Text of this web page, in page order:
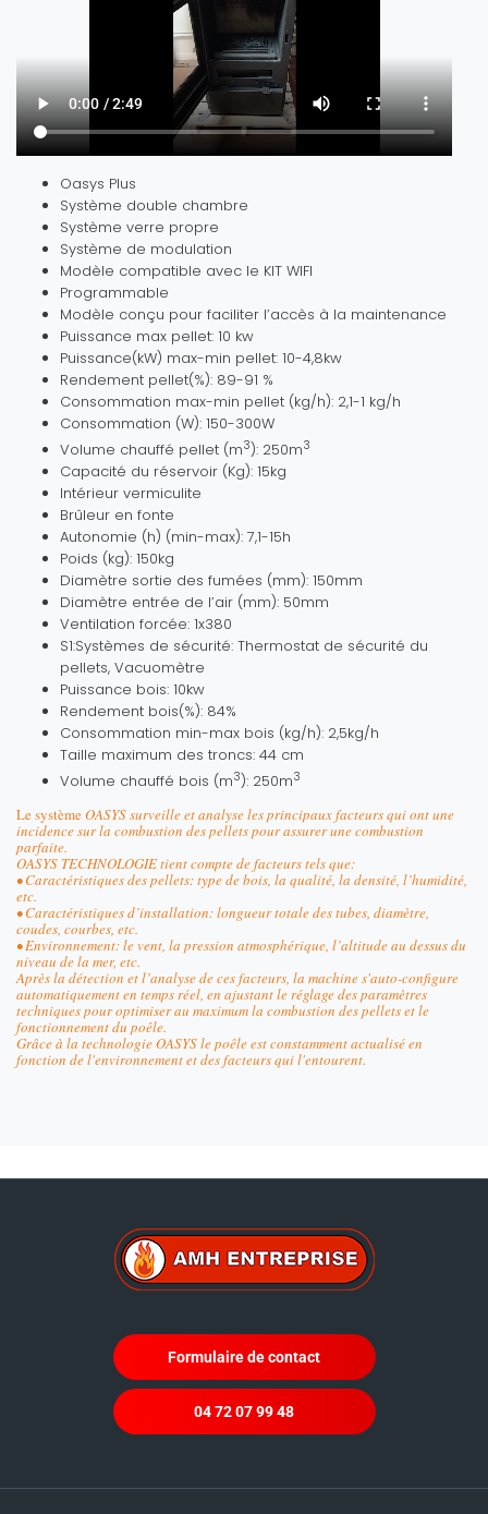
Oasys Plus
Système double chambre
Système verre propre
Système de modulation
Modèle compatible avec le KIT WIFI
Programmable
Modèle conçu pour faciliter l’accès à la maintenance
Puissance max pellet: 10 kw
Puissance(kW) max-min pellet: 10-4,8kw
Rendement pellet(%): 89-91 %
Consommation max-min pellet (kg/h): 2,1-1 kg/h
Consommation (W): 150-300W
Volume chauffé pellet (m3): 250m3
Capacité du réservoir (Kg): 15kg
Intérieur vermiculite
Brûleur en fonte
Autonomie (h) (min-max): 7,1-15h
Poids (kg): 150kg
Diamètre sortie des fumées (mm): 150mm
Diamètre entrée de l’air (mm): 50mm
Ventilation forcée: 1x380
S1:Systèmes de sécurité: Thermostat de sécurité du
pellets, Vacuomètre
Puissance bois: 10kw
Rendement bois(%): 84%
Consommation min-max bois (kg/h): 2,5kg/h
Taille maximum des troncs: 44 cm
Volume chauffé bois (m3): 250m3
Le systèmeOASYS surveille et analyse les principaux facteurs qui ont une
incidence sur la combustion des pellets pour assurer une combustion
parfaite.
OASYS TECHNOLOGIE tient compte de facteurs tels que:
• Caractéristiques des pellets: type de bois, la qualité, la densité, l’humidité,
etc.
• Caractéristiques d’installation: longueur totale des tubes, diamètre,
coudes, courbes, etc.
• Environnement: le vent, la pression atmosphérique, l’altitude au dessus du
niveau de la mer, etc.
Après la détection et l’analyse de ces facteurs, la machine s'auto-configure
automatiquement en temps réel, en ajustant le réglage des paramètres
techniques pour optimiser au maximum la combustion des pellets et le
fonctionnement du poêle.
Grâce à la technologie OASYS le poêle est constamment actualisé en
fonction de l'environnement et des facteurs qui l'entourent.
Formulaire de contact
04 72 07 99 48